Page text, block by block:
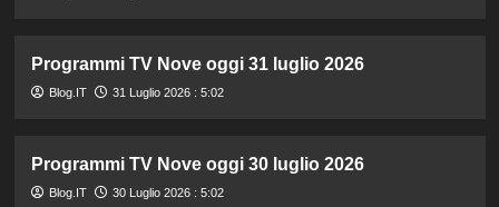
Programmi TV Nove oggi 31 luglio 2026
Blog.IT 31 Luglio 2026 : 5:02
Programmi TV Nove oggi 30 luglio 2026
Blog.IT 30 Luglio 2026 : 5:02